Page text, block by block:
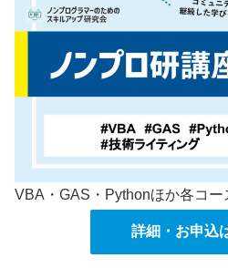
VBA・GAS・Pythonほか各コー
詳細・お申込